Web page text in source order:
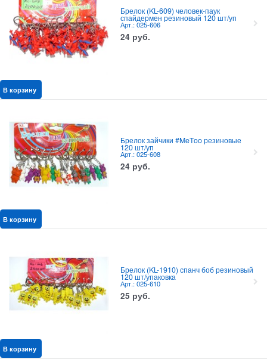
Брелок (KL-609) человек-паук
спайдермен резиновый 120 шт/уп
Арт.: 025-606
24 руб.
В корзину
Брелок зайчики #MeToo резиновые
120 шт/уп
Арт.: 025-608
24 руб.
В корзину
Брелок (KL-1910) спанч боб резиновый
120 шт/упаковка
Арт.: 025-610
25 руб.
В корзину